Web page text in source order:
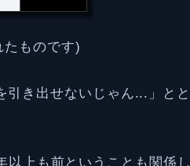
ものです)
引き出せないじゃん...」とと
以上も前ということも関係し